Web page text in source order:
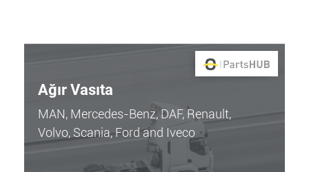
Ağır Vasıta
MAN, Mercedes-Benz, DAF, Renault,
Volvo, Scania, Ford and Iveco